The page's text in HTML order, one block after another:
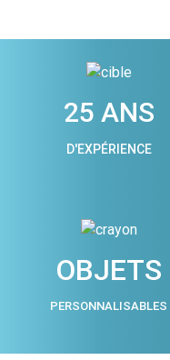
25 ANS
D'EXPÉRIENCE
OBJETS
PERSONNALISABLES